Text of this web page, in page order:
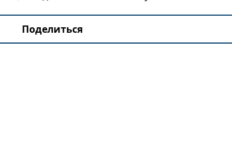
Поделиться